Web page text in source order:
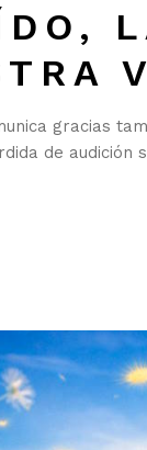
gracias
de audición